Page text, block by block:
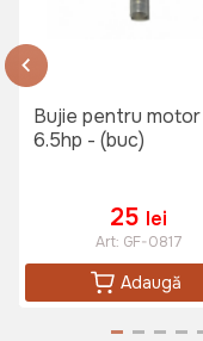
Bujie pentru motor
6.5hp - (buc)
25 lei
Art: GF-0817
Adaugă